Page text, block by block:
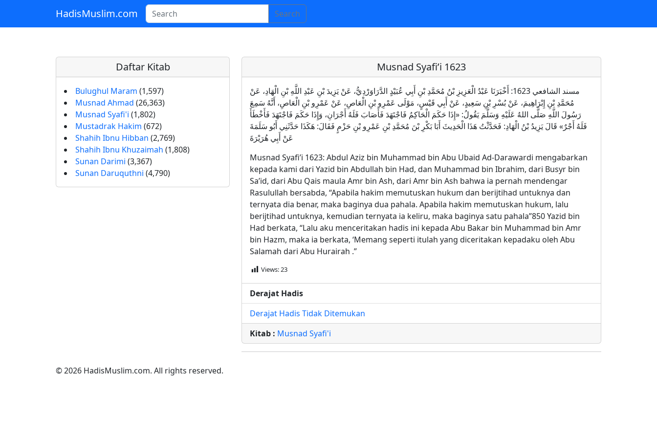
Skip to main contentHadisMuslim.com Search
Musnad Syafi’i 1623
مسند الشافعي 1623: أَخْبَرَنَا عَبْدُ الْعَزِيزِ بْنُ مُحَمَّدِ بْنِ أَبِي عُبَيْدٍ الدَّرَاوَرْدِيُّ، عَنْ يَزِيدَ بْنِ عَبْدِ اللَّهِ بْنِ الْهَادِ، عَنْ
مُحَمَّدِ بْنِ إِبْرَاهِيمَ، عَنْ بُسْرِ بْنِ سَعِيدٍ، عَنْ أَبِي قَيْسٍ، مَوْلَى عَمْرِو بْنِ الْعَاصِ، عَنْ عَمْرِو بْنِ الْعَاصِ، أَنَّهُ سَمِعَ
رَسُولَ اللَّهِ صَلَّى اللهُ عَلَيْهِ وَسَلَّمَ يَقُولُ: «إِذَا حَكَمَ الْحَاكِمُ فَاجْتَهَدَ فَأَصَابَ فَلَهُ أَجْرَانِ، وَإِذَا حَكَمَ فَاجْتَهَدَ فَأَخْطَأَ
فَلَهُ أَجْرٌ» قَالَ يَزِيدُ بْنُ الْهَادِ: فَحَدَّثْتُ هَذَا الْحَدِيثَ أَبَا بَكْرِ بْنَ مُحَمَّدِ بْنِ عَمْرِو بْنِ حَزْمٍ فَقَالَ: هَكَذَا حَدَّثَنِي أَبُو سَلَمَةَ
عَنْ أَبِي هُرَيْرَةَ
Musnad Syafi’i 1623: Abdul Aziz bin Muhammad bin Abu Ubaid Ad-Darawardi mengabarkan
kepada kami dari Yazid bin Abdullah bin Had, dan Muhammad bin Ibrahim, dari Busyr bin
Sa’id, dari Abu Qais maula Amr bin Ash, dari Amr bin Ash bahwa ia pernah mendengar
Rasulullah bersabda, “Apabila hakim memutuskan hukum dan berijtihad untuknya dan
ternyata dia benar, maka baginya dua pahala. Apabila hakim memutuskan hukum, lalu
berijtihad untuknya, kemudian ternyata ia keliru, maka baginya satu pahala”850 Yazid bin
Had berkata, “Lalu aku menceritakan hadis ini kepada Abu Bakar bin Muhammad bin Amr
bin Hazm, maka ia berkata, ‘Memang seperti itulah yang diceritakan kepadaku oleh Abu
Salamah dari Abu Hurairah .”
Views:23
Derajat Hadis
Derajat Hadis Tidak Ditemukan
Kitab : Musnad Syafi'i
Daftar Kitab
Bulughul Maram (1,597)
Musnad Ahmad (26,363)
Musnad Syafi'i (1,802)
Mustadrak Hakim (672)
Shahih Ibnu Hibban (2,769)
Shahih Ibnu Khuzaimah (1,808)
Sunan Darimi (3,367)
Sunan Daruquthni (4,790)
© 2026 HadisMuslim.com. All rights reserved.